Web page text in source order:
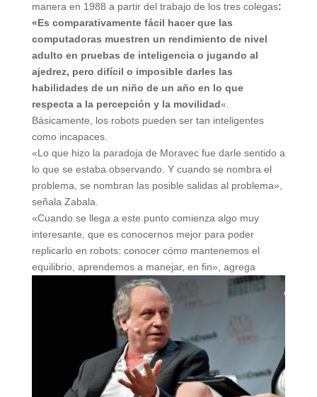
manera en 1988 a partir del trabajo de los tres colegas:
«Es comparativamente fácil hacer que las
computadoras muestren un rendimiento de nivel
adulto en pruebas de inteligencia o jugando al
ajedrez, pero difícil o imposible darles las
habilidades de un niño de un año en lo que
respecta a la percepción y la movilidad«.
Básicamente, los robots pueden ser tan inteligentes
como incapaces.
«Lo que hizo la paradoja de Moravec fue darle sentido a
lo que se estaba observando. Y cuando se nombra el
problema, se nombran las posible salidas al problema»,
señala Zabala.
«Cuando se llega a este punto comienza algo muy
interesante, que es conocernos mejor para poder
replicarlo en robots: conocer cómo mantenemos el
equilibrio, aprendemos a manejar, en fin», agrega